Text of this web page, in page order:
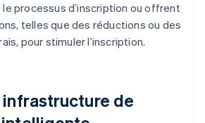
processus d’inscription ou offrent
telles que des réductions ou des
pour stimuler l’inscription.
de